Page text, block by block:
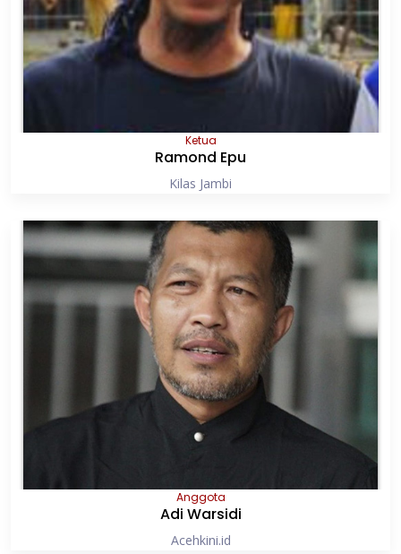
Ketua
Ramond Epu
Kilas Jambi
Anggota
Adi Warsidi
Acehkini.id